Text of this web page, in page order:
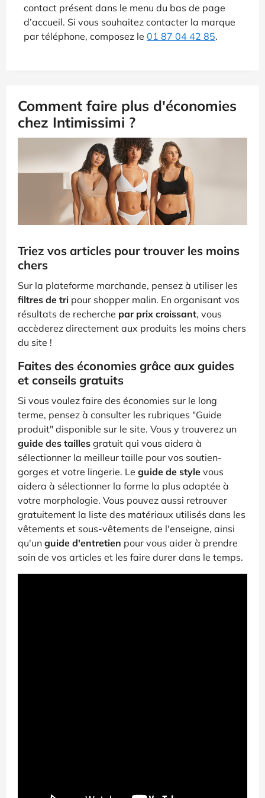
contact présent dans le menu du bas de page
d’accueil. Si vous souhaitez contacter la marque
par téléphone, composez le 01 87 04 42 85.
Comment faire plus d'économies
chez Intimissimi ?
Triez vos articles pour trouver les moins
chers
Sur la plateforme marchande, pensez à utiliser les
filtres de tri pour shopper malin. En organisant vos
résultats de recherche par prix croissant, vous
accèderez directement aux produits les moins chers
du site !
Faites des économies grâce aux guides
et conseils gratuits
Si vous voulez faire des économies sur le long
terme, pensez à consulter les rubriques "Guide
produit" disponible sur le site. Vous y trouverez un
guide des tailles gratuit qui vous aidera à
sélectionner la meilleur taille pour vos soutien-
gorges et votre lingerie. Le guide de style vous
aidera à sélectionner la forme la plus adaptée à
votre morphologie. Vous pouvez aussi retrouver
gratuitement la liste des matériaux utilisés dans les
vêtements et sous-vêtements de l'enseigne, ainsi
qu'un guide d'entretien pour vous aider à prendre
soin de vos articles et les faire durer dans le temps.